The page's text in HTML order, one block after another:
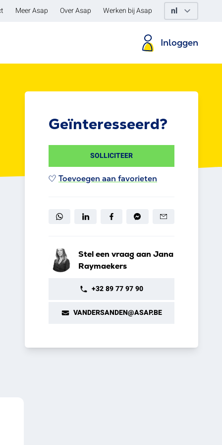
Meer Asap Over Asap Werken bij Asap
Inloggen
Geïnteresseerd?
SOLLICITEER
Toevoegen aan favorieten
Stel een vraag aan Jana
Raymaekers
+32 89 77 97 90
VANDERSANDEN@ASAP.BE